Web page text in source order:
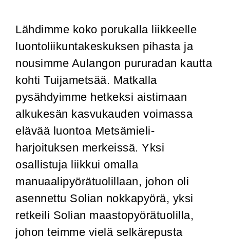
Lähdimme koko porukalla liikkeelle
luontoliikuntakeskuksen pihasta ja
nousimme Aulangon pururadan kautta
kohti Tuijametsää. Matkalla
pysähdyimme hetkeksi aistimaan
alkukesän kasvukauden voimassa
elävää luontoa Metsämieli-
harjoituksen merkeissä. Yksi
osallistuja liikkui omalla
manuaalipyörätuolillaan, johon oli
asennettu Solian nokkapyörä, yksi
retkeili Solian maastopyörätuolilla,
johon teimme vielä selkärepusta